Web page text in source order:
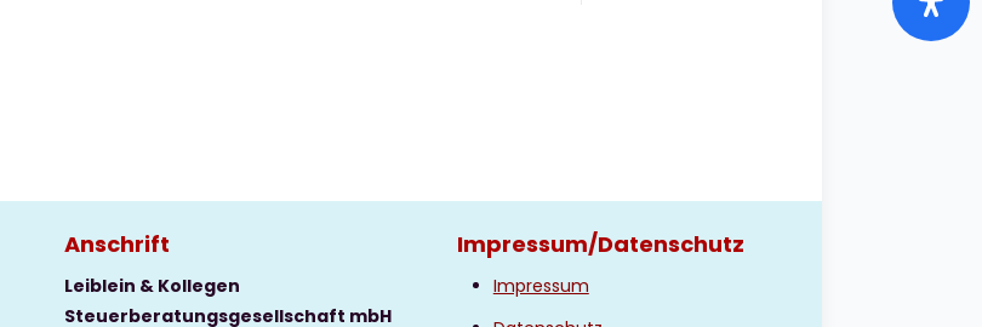
Grundgesetz?
Anschrift
Leiblein & Kollegen
Steuerberatungsgesellschaft mbH
Impressum/Datenschutz
Impressum